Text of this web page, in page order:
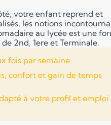
votre enfant reprend et
les notions
au lycée est une
2nd, 1ere et Terminale.
fois par semaine.
confort et gain de temps
à votre profil et emploi